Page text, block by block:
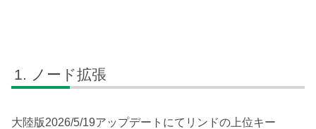
ノード拡張
大陸版2026/5/19アップデートにてリンドの上位キー